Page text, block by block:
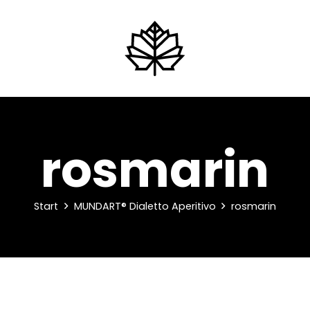
rosmarin
Start MUNDART® Dialetto Aperitivo rosmarin